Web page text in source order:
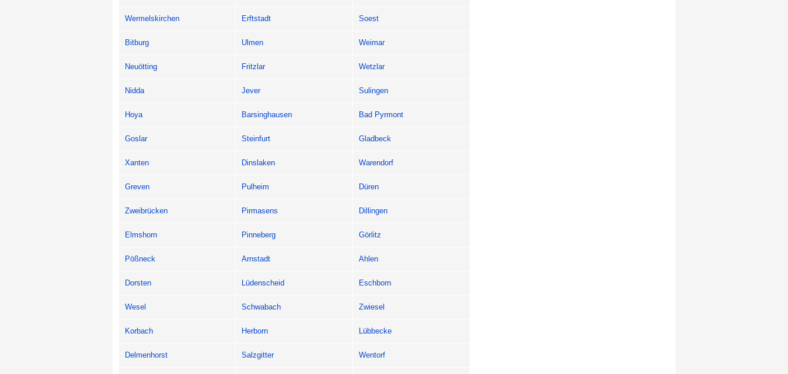
Wermelskirchen Erftstadt Soest
Bitburg Ulmen Weimar
Neuötting Fritzlar Wetzlar
Nidda Jever Sulingen
Hoya Barsinghausen Bad Pyrmont
Goslar Steinfurt Gladbeck
Xanten Dinslaken Warendorf
Greven Pulheim Düren
Zweibrücken Pirmasens Dillingen
Elmshorn Pinneberg Görlitz
Pößneck Arnstadt Ahlen
Dorsten Lüdenscheid Eschborn
Wesel Schwabach Zwiesel
Korbach Herborn Lübbecke
Delmenhorst Salzgitter Wentorf